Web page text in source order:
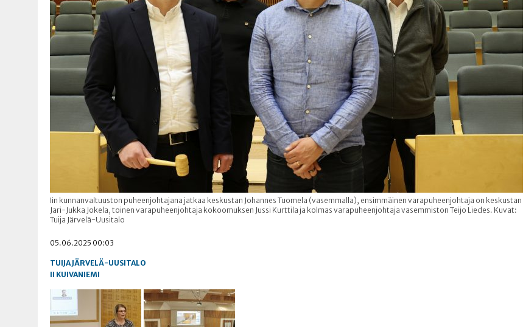
Iin kunnanvaltuuston puheenjohtajana jatkaa keskustan Johannes Tuomela (vasemmalla), ensimmäinen varapuheenjohtaja on keskustan
Jari-Jukka Jokela, toinen varapuheenjohtaja kokoomuksen Jussi Kurttila ja kolmas varapuheenjohtaja vasemmiston Teijo Liedes. Kuvat:
Tuija Järvelä-Uusitalo
05.06.2025 00:03
TUIJA JÄRVELÄ-UUSITALO
II KUIVANIEMI